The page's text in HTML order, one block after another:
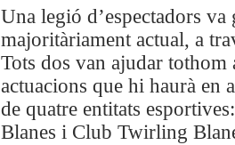
Una legió d’espectadors
majoritàriament actual, a
Tots dos van ajudar tothom
actuacions que hi haurà en
de quatre entitats
Blanes i Club Twirling